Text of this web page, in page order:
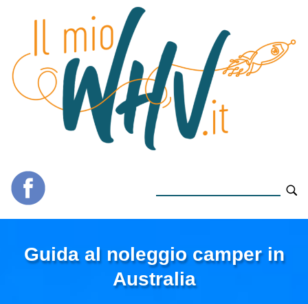
Guida al noleggio camper in
Australia